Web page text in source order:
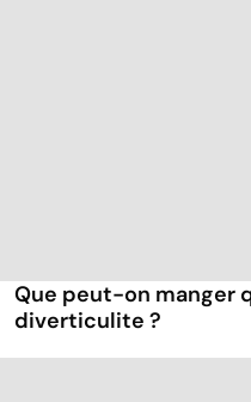
Que peut-on manger
diverticulite ?